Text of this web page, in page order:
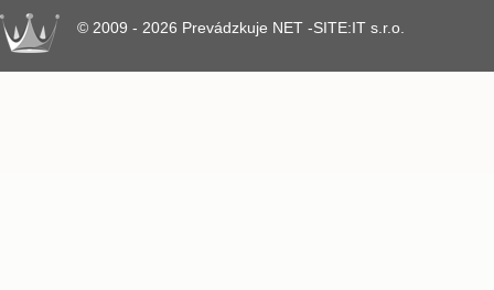
© 2009 - 2026 Prevádzkuje NET -SITE:IT s.r.o.